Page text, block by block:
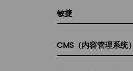
敏捷
CMS（内容管理系统）